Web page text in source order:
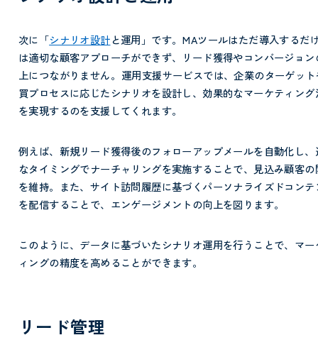
次に「シナリオ設計と運用」です。 MAツールはただ導入するだ
は適切な顧客アプローチができず、リード獲得やコンバージョン
上につながりません。 運用支援サービスでは、企業のターゲッ
買プロセスに応じたシナリオを設計し、効果的なマーケティング
を実現するのを支援してくれます。
例えば、新規リード獲得後のフォローアップメールを自動化し、
なタイミングでナーチャリングを実施することで、見込み顧客の
を維持。また、サイト訪問履歴に基づくパーソナライズドコンテ
を配信することで、エンゲージメントの向上を図ります。
このように、データに基づいたシナリオ運用を行うことで、マー
ィングの精度を高めることができます。
リード管理